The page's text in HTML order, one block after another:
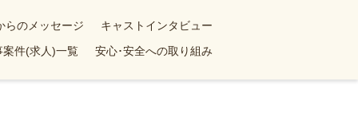
らのメッセージ
キャストインタビュー
案件(求人)一覧 安心･安全への取り組み